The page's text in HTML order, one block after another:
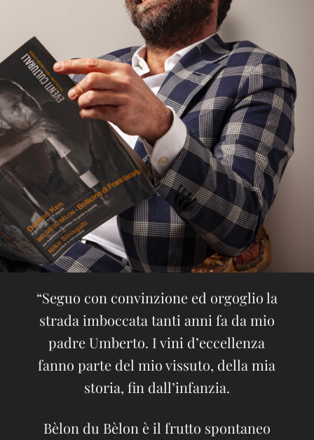
“Seguo con convinzione ed orgoglio la
strada imboccata tanti anni fa da mio
padre Umberto. I vini d’eccellenza
fanno parte del mio vissuto, della mia
storia, fin dall’infanzia.
Bèlon du Bèlon è il frutto spontaneo